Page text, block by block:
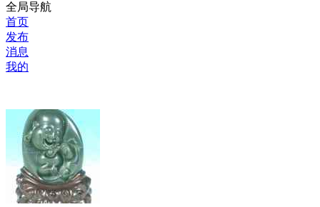
全局导航
首页
发布
消息
我的